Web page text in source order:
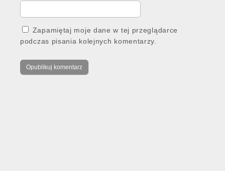
Zapamiętaj moje dane w tej przeglądarce
podczas pisania kolejnych komentarzy.